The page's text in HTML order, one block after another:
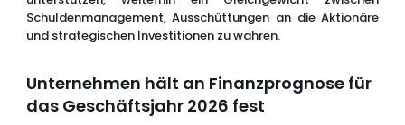
Schuldenmanagement, Ausschüttungen an die Aktionäre
und strategischen Investitionen zu wahren.
Unternehmen hält an Finanzprognose für
das Geschäftsjahr 2026 fest